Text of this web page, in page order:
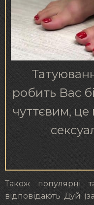
робить Вас
чуттєвим, це
Також
відповідають Дуй